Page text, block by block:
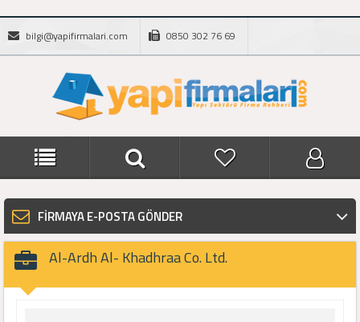
bilgi@yapifirmalari.com 0850 302 76 69
FİRMAYA E-POSTA GÖNDER
Al-Ardh Al- Khadhraa Co. Ltd.